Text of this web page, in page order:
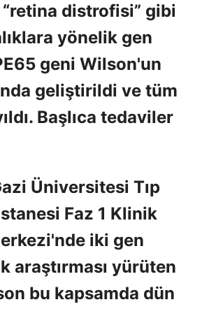
distrofisi” gibi
yönelik gen
geni Wilson'un
geliştirildi ve tüm
Başlıca tedaviler
Üniversitesi Tıp
Faz 1 Klinik
iki gen
araştırması yürüten
bu kapsamda dün